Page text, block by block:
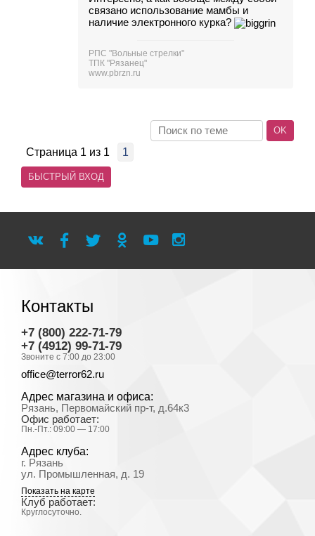
связано использование мамбы и
наличие электронного курка?
РПС "Вольные стрелки"
ТПК "Рязанец"
www.pbrzn.ru
Страница 1 из 1 1
Контакты
+7 (800) 222-71-79
+7 (4912) 99-71-79
Звоните с 7:00 до 23:00
office@terror62.ru
Адрес магазина и офиса:
Рязань, Первомайский пр-т, д.64к3
Офис работает:
Пн.-Пт.: 09:00 — 17:00
Адрес клуба:
г. Рязань
ул. Промышленная, д. 19
Показать на карте
Клуб работает:
Круглосуточно.